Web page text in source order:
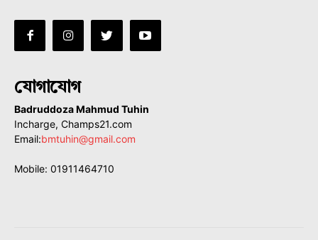
যোগাযোগ
Badruddoza Mahmud Tuhin
Incharge, Champs21.com
Email:bmtuhin@gmail.com
Mobile: 01911464710